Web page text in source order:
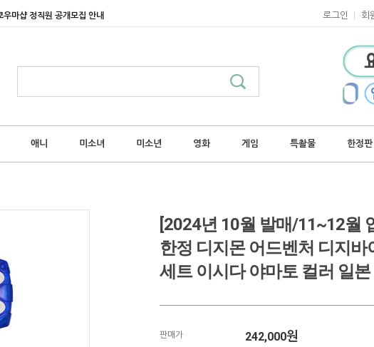
우마샵 정직원 공개모집 안내 로그인 회
애니 미소녀 미소년 영화 게임 특촬물 한정판
[2024년 10월 발매/11~12월
한정 디지몬 어드벤처 디지바
세트 이시다 야마토 컬러 일
판매가 242,000원